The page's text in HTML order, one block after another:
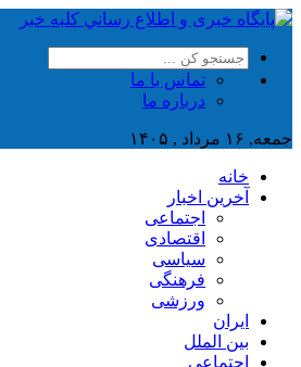
تماس با ما
درباره ما
جمعه, ۱۶ مرداد , ۱۴۰۵
خانه
آخرین اخبار
اجتماعی
اقتصادی
سیاسی
فرهنگی
ورزشی
ایران
بین الملل
اجتماعی